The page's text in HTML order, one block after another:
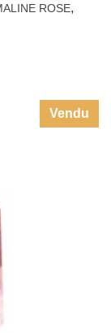
ROSE,
Vendu